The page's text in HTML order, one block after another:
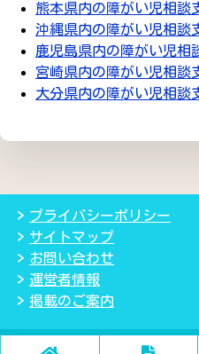
熊本県内の障がい児相談
沖縄県内の障がい児相談
鹿児島県内の障がい児相
宮崎県内の障がい児相談
大分県内の障がい児相談
プライバシーポリシー
サイトマップ
お問い合わせ
運営者情報
掲載のご案内
(C) 2018児童発達支援・放